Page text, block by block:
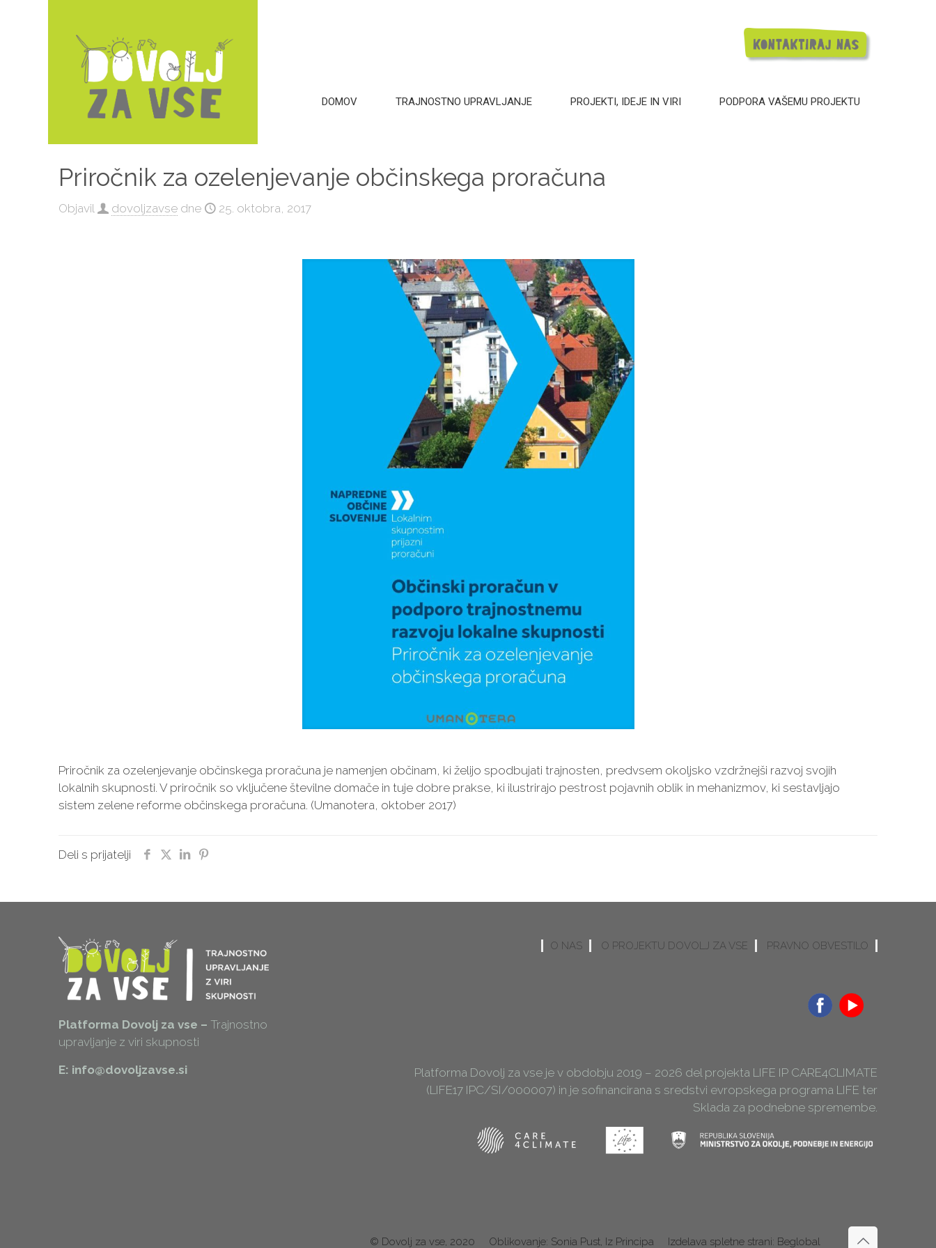
DOMOV TRAJNOSTNO UPRAVLJANJE PROJEKTI, IDEJE IN VIRI PODPORA VAŠEMU PROJEKTU
Priročnik za ozelenjevanje občinskega proračuna
Objavil dovoljzavse dne 25. oktobra, 2017
Priročnik za ozelenjevanje občinskega proračuna je namenjen občinam, ki želijo spodbujati trajnosten, predvsem okoljsko vzdržnejši razvoj svojih
lokalnih skupnosti. V priročnik so vključene številne domače in tuje dobre prakse, ki ilustrirajo pestrost pojavnih oblik in mehanizmov, ki sestavljajo
sistem zelene reforme občinskega proračuna. (Umanotera, oktober 2017)
Deli s prijatelji
Platforma Dovolj za vse – Trajnostno
upravljanje z viri skupnosti
E: info@dovoljzavse.si
O NAS O PROJEKTU DOVOLJ ZA VSE PRAVNO OBVESTILO
Platforma Dovolj za vse je v obdobju 2019 – 2026 del projekta LIFE IP CARE4CLIMATE
(LIFE17 IPC/SI/000007) in je sofinancirana s sredstvi evropskega programa LIFE ter
Sklada za podnebne spremembe.
© Dovolj za vse, 2020 Oblikovanje: Sonia Pust, Iz Principa Izdelava spletne strani: Beglobal